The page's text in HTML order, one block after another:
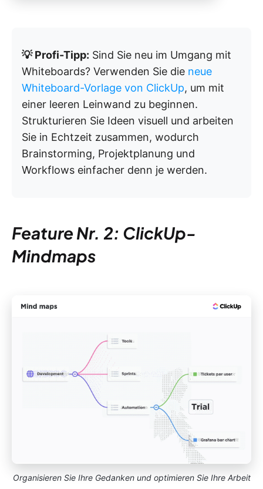
💡 Profi-Tipp: Sind Sie neu im Umgang mit
Whiteboards? Verwenden Sie die neue
Whiteboard-Vorlage von ClickUp, um mit
einer leeren Leinwand zu beginnen.
Strukturieren Sie Ideen visuell und arbeiten
Sie in Echtzeit zusammen, wodurch
Brainstorming, Projektplanung und
Workflows einfacher denn je werden.
Feature Nr. 2: ClickUp-
Mindmaps
Organisieren Sie Ihre Gedanken und optimieren Sie Ihre Arbeit